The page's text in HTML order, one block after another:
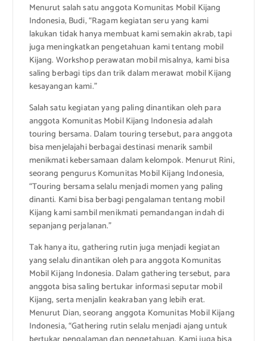
Menurut salah satu anggota Komunitas Mobil Kijang
Indonesia, Budi, “Ragam kegiatan seru yang kami
lakukan tidak hanya membuat kami semakin akrab, tapi
juga meningkatkan pengetahuan kami tentang mobil
Kijang. Workshop perawatan mobil misalnya, kami bisa
saling berbagi tips dan trik dalam merawat mobil Kijang
kesayangan kami.”
Salah satu kegiatan yang paling dinantikan oleh para
anggota Komunitas Mobil Kijang Indonesia adalah
touring bersama. Dalam touring tersebut, para anggota
bisa menjelajahi berbagai destinasi menarik sambil
menikmati kebersamaan dalam kelompok. Menurut Rini,
seorang pengurus Komunitas Mobil Kijang Indonesia,
“Touring bersama selalu menjadi momen yang paling
dinanti. Kami bisa berbagi pengalaman tentang mobil
Kijang kami sambil menikmati pemandangan indah di
sepanjang perjalanan.”
Tak hanya itu, gathering rutin juga menjadi kegiatan
yang selalu dinantikan oleh para anggota Komunitas
Mobil Kijang Indonesia. Dalam gathering tersebut, para
anggota bisa saling bertukar informasi seputar mobil
Kijang, serta menjalin keakraban yang lebih erat.
Menurut Dian, seorang anggota Komunitas Mobil Kijang
Indonesia, “Gathering rutin selalu menjadi ajang untuk